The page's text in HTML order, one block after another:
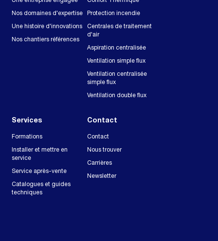
Nos domaines d'expertise
Une histoire d'innovations
Nos chantiers références
Protection incendie
Centrales de traitement
d'air
Aspiration centralisée
Ventilation simple flux
Ventilation centralisée
simple flux
Ventilation double flux
Services
Formations
Installer et mettre en
service
Service après-vente
Catalogues et guides
techniques
Contact
Contact
Nous trouver
Carrières
Newsletter